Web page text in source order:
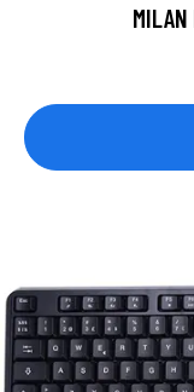
MILAN